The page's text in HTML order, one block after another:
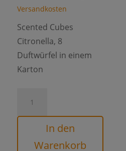
Versandkosten
Scented Cubes
Citronella, 8
Duftwürfel in einem
Karton
CitronellaIn den
Warenkorb